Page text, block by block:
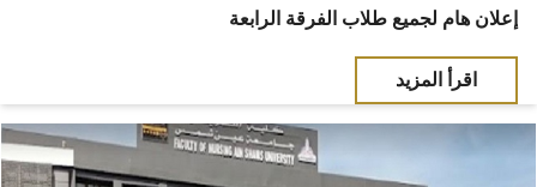
إعلان هام لجميع طلاب الفرقة الرابعة
اقرأ المزيد